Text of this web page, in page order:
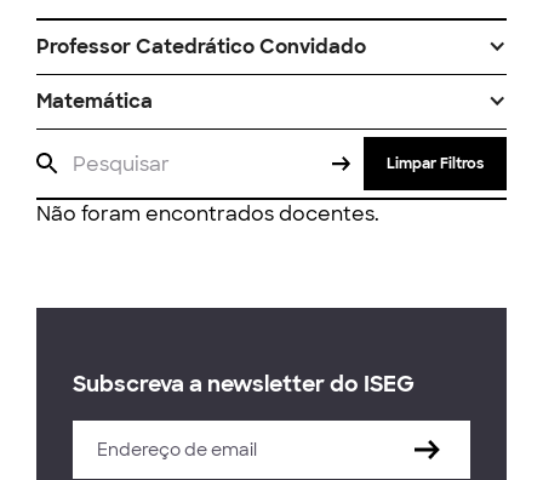
Professor Catedrático Convidado
Matemática
Limpar Filtros
Não foram encontrados docentes.
Subscreva a newsletter do ISEG